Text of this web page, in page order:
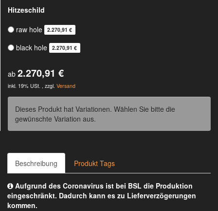
Hitzeschild
raw hole
2.270,91 €
black hole 2.270,91 €
ab 2.270,91 €
inkl. 19% USt. , zzgl. Versand
Dieses Produkt hat Variationen. Wählen Sie bitte die
gewünschte Variation aus.
Beschreibung Produkt Tags
Aufgrund des Coronavirus ist bei BSL die Produktion
eingeschränkt. Dadurch kann es zu Lieferverzögerungen
kommen.